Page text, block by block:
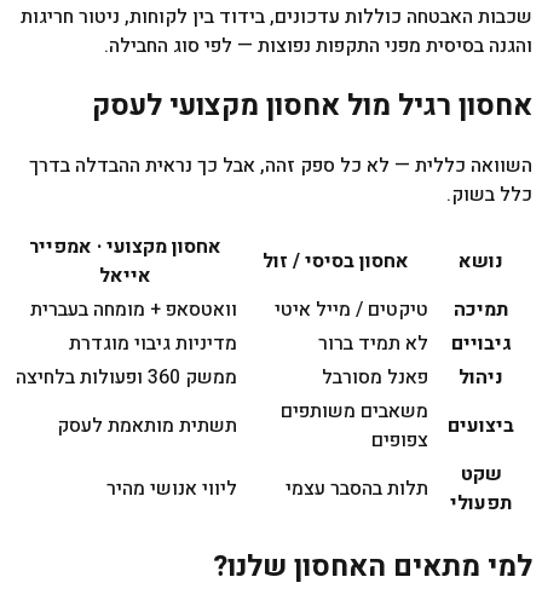
שכבות האבטחה כוללות עדכונים, בידוד בין לקוחות, ניטור חריגות
והגנה בסיסית מפני התקפות נפוצות — לפי סוג החבילה.
אחסון רגיל מול אחסון מקצועי לעסק
השוואה כללית — לא כל ספק זהה, אבל כך נראית ההבדלה בדרך
כלל בשוק.
נושא אחסון בסיסי / זול
אחסון מקצועי · אמפייר
אייאל
תמיכה
טיקטים / מייל איטי
וואטסאפ + מומחה בעברית
גיבויים
לא תמיד ברור
מדיניות גיבוי מוגדרת
ניהול
פאנל מסורבל
ממשק 360 ופעולות בלחיצה
ביצועים
משאבים משותפים
צפופים
תשתית מותאמת לעסק
שקט
תפעולי
תלות בהסבר עצמי ליווי אנושי מהיר
למי מתאים האחסון שלנו?